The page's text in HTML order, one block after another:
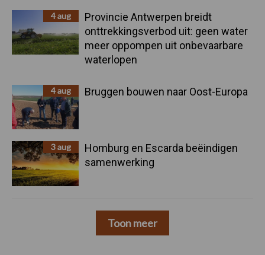
4 aug
Provincie Antwerpen breidt
onttrekkingsverbod uit: geen water
meer oppompen uit onbevaarbare
waterlopen
4 aug Bruggen bouwen naar Oost-Europa
3 aug
Homburg en Escarda beëindigen
samenwerking
Toon meer